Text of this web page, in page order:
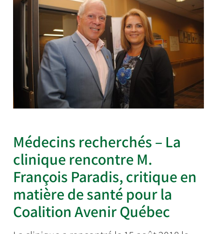
Médecins recherchés – La
clinique rencontre M.
François Paradis, critique en
matière de santé pour la
Coalition Avenir Québec